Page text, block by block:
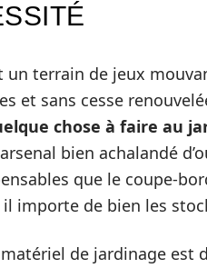
un terrain de jeux
et sans cesse
chose à faire au
bien achalandé
que le coupe-
importe de bien les
de jardinage est